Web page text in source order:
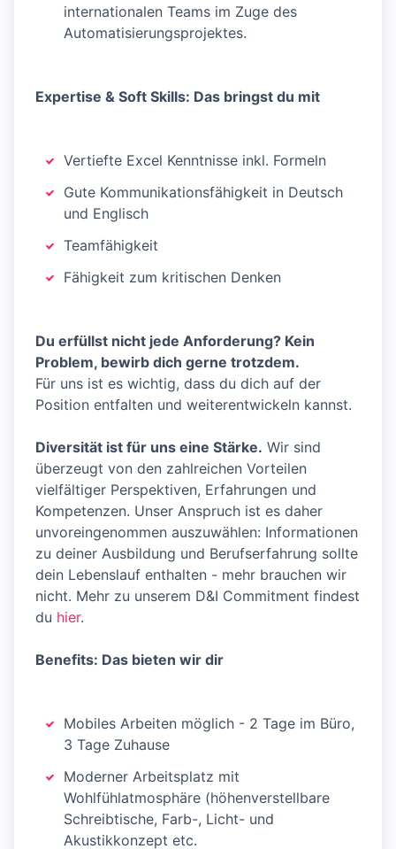
internationalen Teams im Zuge des
Automatisierungsprojektes.
Expertise & Soft Skills: Das bringst du mit
Vertiefte Excel Kenntnisse inkl. Formeln
Gute Kommunikationsfähigkeit in Deutsch
und Englisch
Teamfähigkeit
Fähigkeit zum kritischen Denken
Du erfüllst nicht jede Anforderung? Kein
Problem, bewirb dich gerne trotzdem.
Für uns ist es wichtig, dass du dich auf der
Position entfalten und weiterentwickeln kannst.
Diversität ist für uns eine Stärke. Wir sind
überzeugt von den zahlreichen Vorteilen
vielfältiger Perspektiven, Erfahrungen und
Kompetenzen. Unser Anspruch ist es daher
unvoreingenommen auszuwählen: Informationen
zu deiner Ausbildung und Berufserfahrung sollte
dein Lebenslauf enthalten - mehr brauchen wir
nicht. Mehr zu unserem D&I Commitment findest
du hier.
Benefits: Das bieten wir dir
Mobiles Arbeiten möglich - 2 Tage im Büro,
3 Tage Zuhause
Moderner Arbeitsplatz mit
Wohlfühlatmosphäre (höhenverstellbare
Schreibtische, Farb-, Licht- und
Akustikkonzept etc.